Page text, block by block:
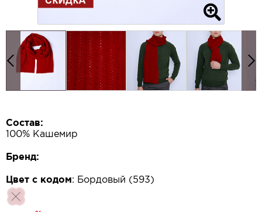
Состав:
100% Кашемир
Бренд:
Цвет с кодом: Бордовый (593)